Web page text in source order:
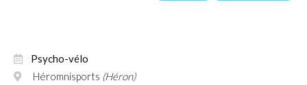
Psycho-vélo
Héromnisports (Héron)